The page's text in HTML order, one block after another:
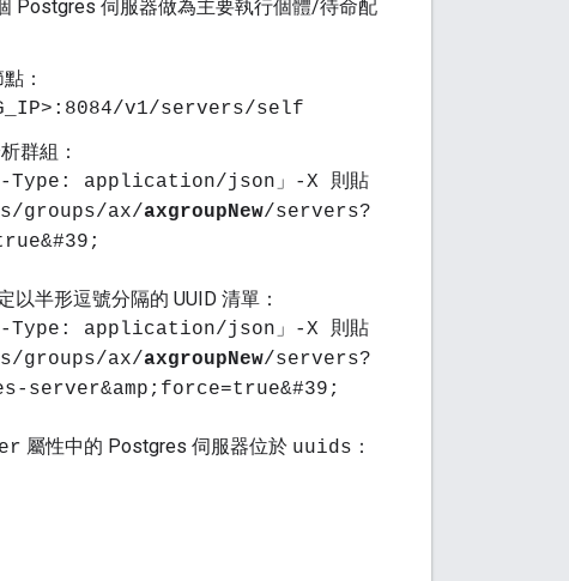
Postgres 伺服器做為主要執行個體/待命配
：
v1/servers/self
群組：
Type: application/json」-X 則貼
groups/ax/axgroupNew/servers?
半形逗號分隔的 UUID 清單：
Type: application/json」-X 則貼
groups/ax/axgroupNew/servers?
server&amp;force=true&#39;
屬性中的 Postgres 伺服器位於 uuids ：